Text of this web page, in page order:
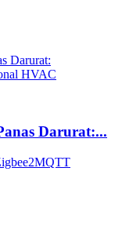
Darurat:...